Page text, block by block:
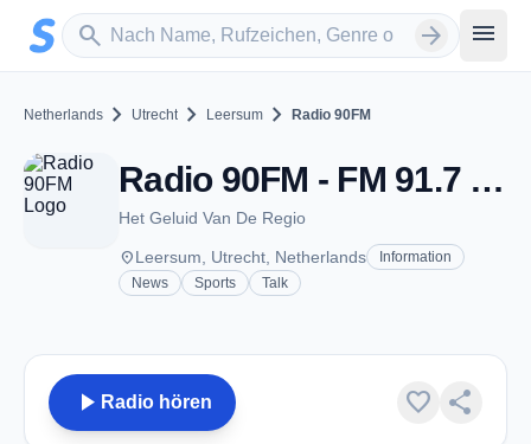
Zum Hauptinhalt springen
search
Sender suchen arrow_forward menu
Netherlands chevron_right Utrecht chevron_right Leersum chevron_right Radio 90FM
Radio 90FM - FM 91.7 - Leersum
Het Geluid Van De Regio
placeLeersum, Utrecht, Netherlands
Information
News
Sports Talk
play_arrow Radio hören favorite share